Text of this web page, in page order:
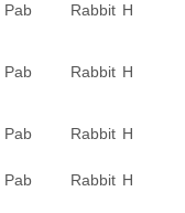
Pab Rabbit H
Pab Rabbit H
Pab Rabbit H
Pab Rabbit H